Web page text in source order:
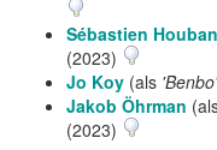
Sébastien
(2023)
Jo Koy (als 'Benbo'
Jakob Öhrman
(2023)